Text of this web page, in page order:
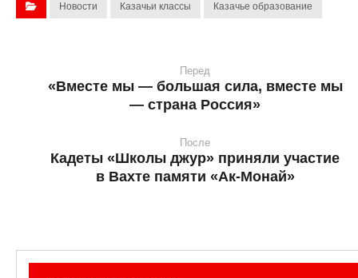
Новости Казачьи классы Казачье образование
Перед
«Вместе мы — большая сила, вместе мы
— страна Россия»
После
Кадеты «Школы джур» приняли участие
в Вахте памяти «Ак-Монай»